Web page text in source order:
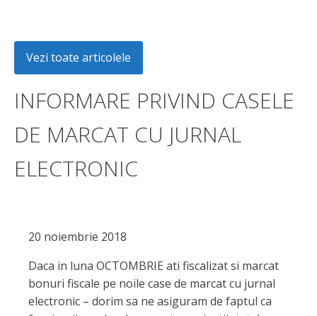
Vezi toate articolele
INFORMARE PRIVIND CASELE
DE MARCAT CU JURNAL
ELECTRONIC
20 noiembrie 2018
Daca in luna OCTOMBRIE ati fiscalizat si marcat
bonuri fiscale pe noile case de marcat cu jurnal
electronic – dorim sa ne asiguram de faptul ca